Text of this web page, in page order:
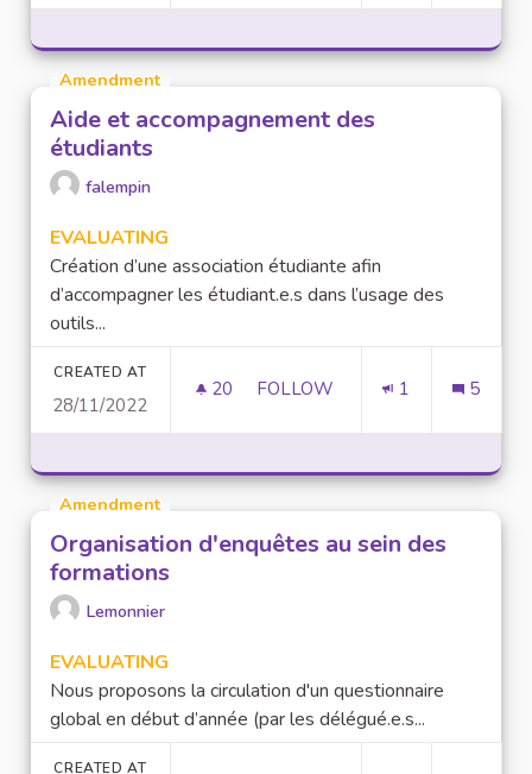
Amendment
Aide et accompagnement des
étudiants
falempin
EVALUATING
Création d’une association étudiante afin
d’accompagner les étudiant.e.s dans l’usage des
outils...
CREATED AT
28/11/2022
20 20 FOLLOWERS
FOLLOW 1 5
Amendment
Organisation d'enquêtes au sein des
formations
Lemonnier
EVALUATING
Nous proposons la circulation d'un questionnaire
global en début d’année (par les délégué.e.s...
CREATED AT